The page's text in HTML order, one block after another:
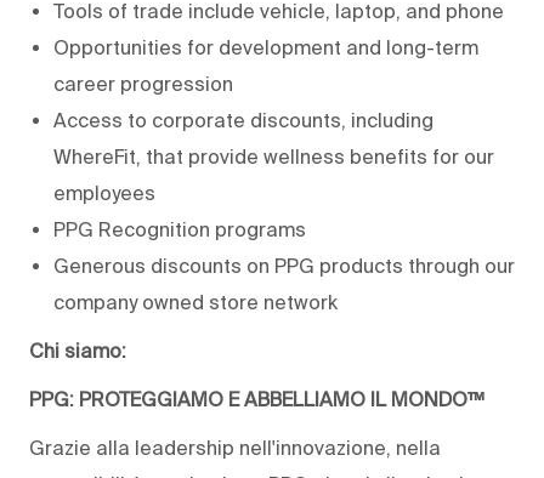
Tools of trade include vehicle, laptop, and phone
Opportunities for development and long-term
career progression
Access to corporate discounts, including
WhereFit, that provide wellness benefits for our
employees
PPG Recognition programs
Generous discounts on PPG products through our
company owned store network
Chi siamo:
PPG: PROTEGGIAMO E ABBELLIAMO IL MONDO™
Grazie alla leadership nell'innovazione, nella